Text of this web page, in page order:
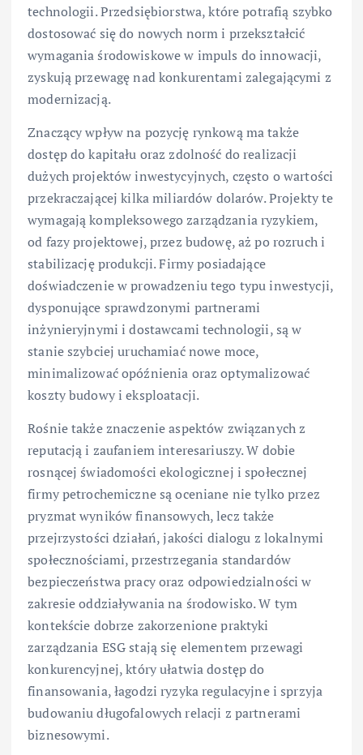
technologii. Przedsiębiorstwa, które potrafią szybko
dostosować się do nowych norm i przekształcić
wymagania środowiskowe w impuls do innowacji,
zyskują przewagę nad konkurentami zalegającymi z
modernizacją.
Znaczący wpływ na pozycję rynkową ma także
dostęp do kapitału oraz zdolność do realizacji
dużych projektów inwestycyjnych, często o wartości
przekraczającej kilka miliardów dolarów. Projekty te
wymagają kompleksowego zarządzania ryzykiem,
od fazy projektowej, przez budowę, aż po rozruch i
stabilizację produkcji. Firmy posiadające
doświadczenie w prowadzeniu tego typu inwestycji,
dysponujące sprawdzonymi partnerami
inżynieryjnymi i dostawcami technologii, są w
stanie szybciej uruchamiać nowe moce,
minimalizować opóźnienia oraz optymalizować
koszty budowy i eksploatacji.
Rośnie także znaczenie aspektów związanych z
reputacją i zaufaniem interesariuszy. W dobie
rosnącej świadomości ekologicznej i społecznej
firmy petrochemiczne są oceniane nie tylko przez
pryzmat wyników finansowych, lecz także
przejrzystości działań, jakości dialogu z lokalnymi
społecznościami, przestrzegania standardów
bezpieczeństwa pracy oraz odpowiedzialności w
zakresie oddziaływania na środowisko. W tym
kontekście dobrze zakorzenione praktyki
zarządzania ESG stają się elementem przewagi
konkurencyjnej, który ułatwia dostęp do
finansowania, łagodzi ryzyka regulacyjne i sprzyja
budowaniu długofalowych relacji z partnerami
biznesowymi.